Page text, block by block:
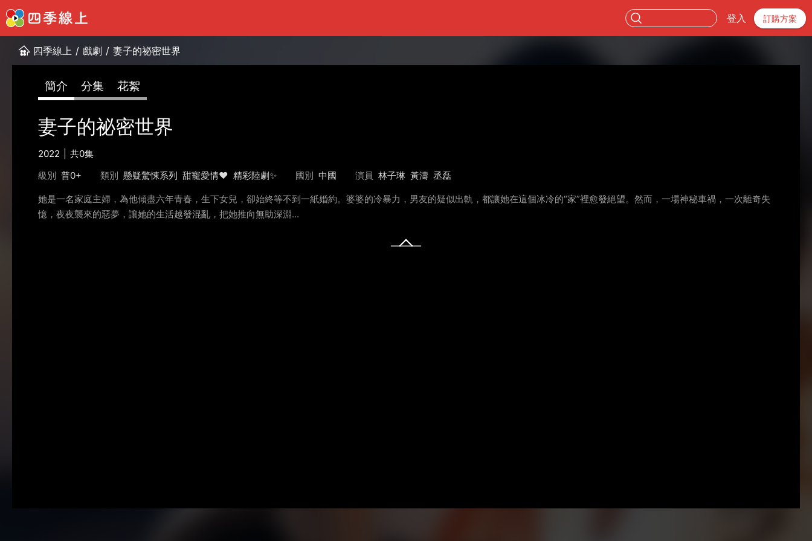
登入 訂購方案
四季線上 / 戲劇 / 妻子的祕密世界
簡介 分集 花絮
妻子的祕密世界
2022
共0集
級別 普0+ 類別 懸疑驚悚系列 甜寵愛情❤️ 精彩陸劇✨ 國別 中國 演員 林子琳 黃濤 丞磊
她是一名家庭主婦，為他傾盡六年青春，生下女兒，卻始終等不到一紙婚約。婆婆的冷暴力，男友的疑似出軌，都讓她在這個冰冷的“家”裡愈發絕望。然而，一場神秘車禍，一次離奇失
憶，夜夜襲來的惡夢，讓她的生活越發混亂，把她推向無助深淵...